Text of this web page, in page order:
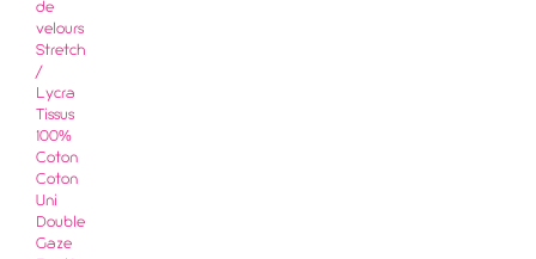
de
velours
Stretch
/
Lycra
Tissus
100%
Coton
Coton
Uni
Double
Gaze